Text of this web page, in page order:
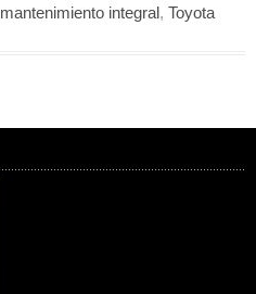
mantenimiento integral , Toyota